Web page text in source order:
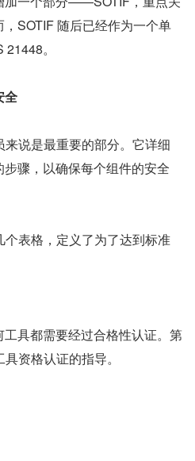
SOTIF 随后已经作为一个单
。
全
说是最重要的部分。它详细
骤，以确保每个组件的安全
表格，定义了为了达到标准
具都需要经过合格性认证。第
资格认证的指导。